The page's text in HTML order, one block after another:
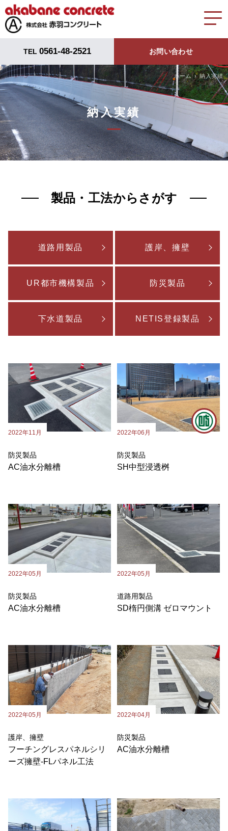
TEL 0561-48-2521 お問い合わせ
ホーム 納入実績
納入実績
製品・工法からさがす
道路用製品 護岸、擁壁
UR都市機構製品 防災製品
下水道製品 NETIS登録製品
2022年11月
防災製品
AC油水分離槽
2022年06月
防災製品
SH中型浸透桝
2022年05月
防災製品
AC油水分離槽
2022年05月
道路用製品
SD楕円側溝 ゼロマウント
2022年05月
護岸、擁壁
フーチングレスパネルシリ
ーズ擁壁-FLパネル工法
2022年04月
防災製品
AC油水分離槽